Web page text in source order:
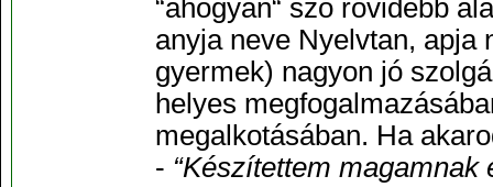
“ahogyan“ szó rövidebb
anyja neve Nyelvtan, apja
gyermek) nagyon jó
helyes
megalkotásában. Ha
- “Készítettem